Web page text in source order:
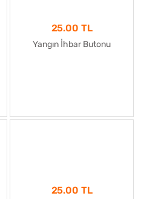
25.00 TL
Yangın İhbar Butonu
25.00 TL